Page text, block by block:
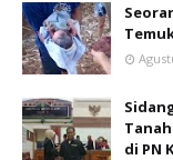
di PN